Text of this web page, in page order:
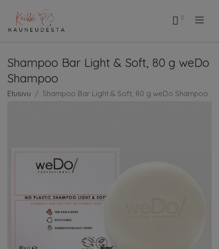
Shampoo Bar Light & Soft, 80 g weDo
Shampoo
Etusivu Shampoo Bar Light & Soft, 80 g weDo Shampoo